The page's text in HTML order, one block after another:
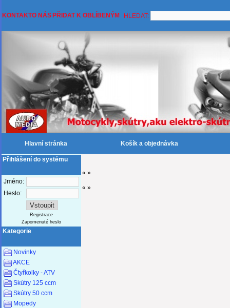
KONTAKTO NÁS PŘIDAT K OBLÍBENÝM HLEDAT:
Hlavní stránka Košík a objednávka
Přihlášení do systému
Jméno:
Heslo:
Registrace
Zapomenuté heslo
Kategorie
Novinky
AKCE
Čtyřkolky - ATV
Skútry 125 ccm
Skútry 50 ccm
Mopedy
« »
« »